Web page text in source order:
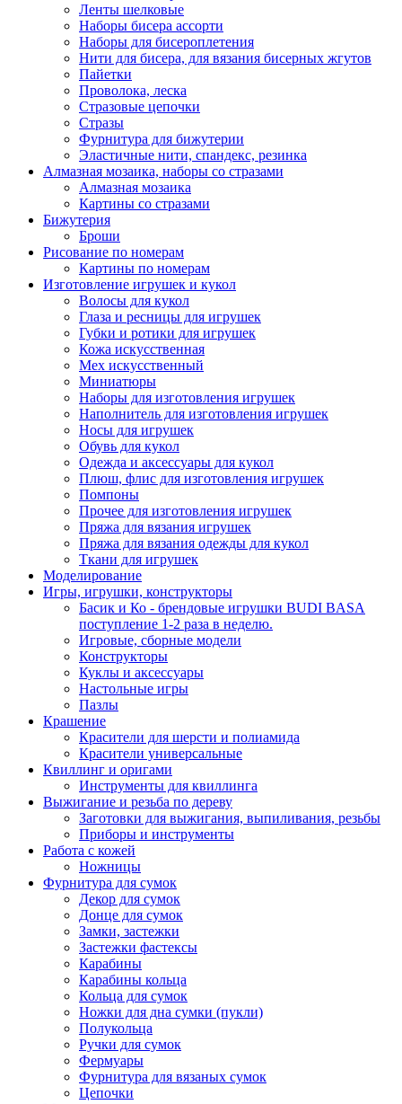
Ленты шелковые
Наборы бисера ассорти
Наборы для бисероплетения
Нити для бисера, для вязания бисерных жгутов
Пайетки
Проволока, леска
Стразовые цепочки
Стразы
Фурнитура для бижутерии
Эластичные нити, спандекс, резинка
Алмазная мозаика, наборы со стразами
Алмазная мозаика
Картины co стразами
Бижутерия
Броши
Рисование по номерам
Картины по номерам
Изготовление игрушек и кукол
Волосы для кукол
Глаза и ресницы для игрушек
Губки и ротики для игрушек
Кожа искусственная
Мех искусственный
Миниатюры
Наборы для изготовления игрушек
Наполнитель для изготовления игрушек
Носы для игрушек
Обувь для кукол
Одежда и аксессуары для кукол
Плюш, флис для изготовления игрушек
Помпоны
Прочее для изготовления игрушек
Пряжа для вязания игрушек
Пряжа для вязания одежды для кукол
Ткани для игрушек
Моделирование
Игры, игрушки, конструкторы
Басик и Ко - брендовые игрушки BUDI BASA
поступление 1-2 раза в неделю.
Игровые, сборные модели
Конструкторы
Куклы и аксессуары
Настольные игры
Пазлы
Крашение
Красители для шерсти и полиамида
Красители универсальные
Квиллинг и оригами
Инструменты для квиллинга
Выжигание и резьба по дереву
Заготовки для выжигания, выпиливания, резьбы
Приборы и инструменты
Работа с кожей
Ножницы
Фурнитура для сумок
Декор для сумок
Донце для сумок
Замки, застежки
Застежки фастексы
Карабины
Карабины кольца
Кольца для сумок
Ножки для дна сумки (пукли)
Полукольца
Ручки для сумок
Фермуары
Фурнитура для вязаных сумок
Цепочки